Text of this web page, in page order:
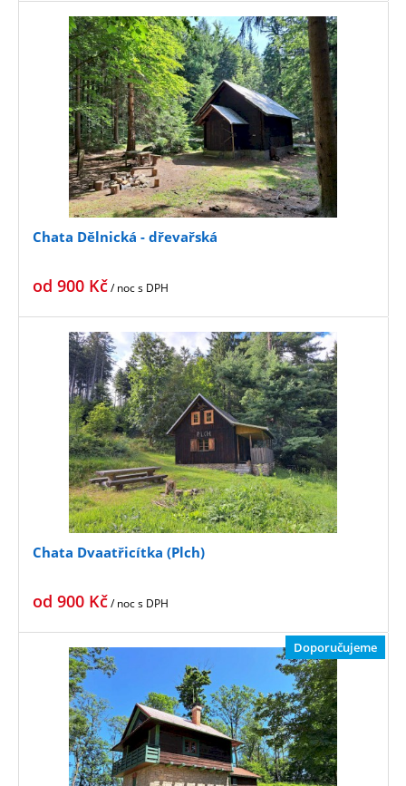
Chata Dělnická - dřevařská
od 900 Kč/ nocs DPH
Chata Dvaatřicítka (Plch)
od 900 Kč/ nocs DPH
Doporučujeme